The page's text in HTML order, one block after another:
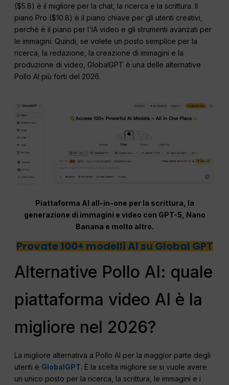
($5.8) è il migliore per la chat, la ricerca e la scrittura. Il
piano Pro ($10.8) è il piano chiave per gli utenti creativi,
perché è il piano per l'IA video e gli strumenti avanzati per
le immagini. Quindi, se volete un posto semplice per la
ricerca, la redazione, la creazione di immagini e la
produzione di video, GlobalGPT è una delle alternative
Pollo AI più forti del 2026.
Piattaforma AI all-in-one per la scrittura, la
generazione di immagini e video con GPT-5, Nano
Banana e molto altro.
Provate 100+ modelli AI su Global GPT
Alternative Pollo AI: quale
piattaforma video AI è la
migliore nel 2026?
La migliore alternativa a Pollo AI per la maggior parte degli
utenti è GlobalGPT. È la scelta migliore se si vuole avere
un unico posto per la ricerca, la scrittura, le immagini e i